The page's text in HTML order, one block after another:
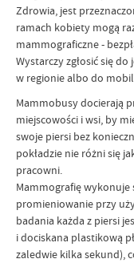
Zdrowia, jest
ramach kobiety mogą
mammograficzne -
Wystarczy zgłosić się
w regionie albo do
Mammobusy docierają
miejscowości i wsi, by
swoje piersi bez
pokładzie nie różni się
pracowni.
Mammografię wykonuje
promieniowanie przy
badania każda z piersi
i dociskana plastikową
zaledwie kilka sekund),